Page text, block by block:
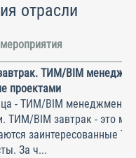
отрасли
ТИМ/BIM
проектами
- ТИМ/BIM менеджмент и
ТИМ/BIM завтрак - это
заинтересованные
За ч...